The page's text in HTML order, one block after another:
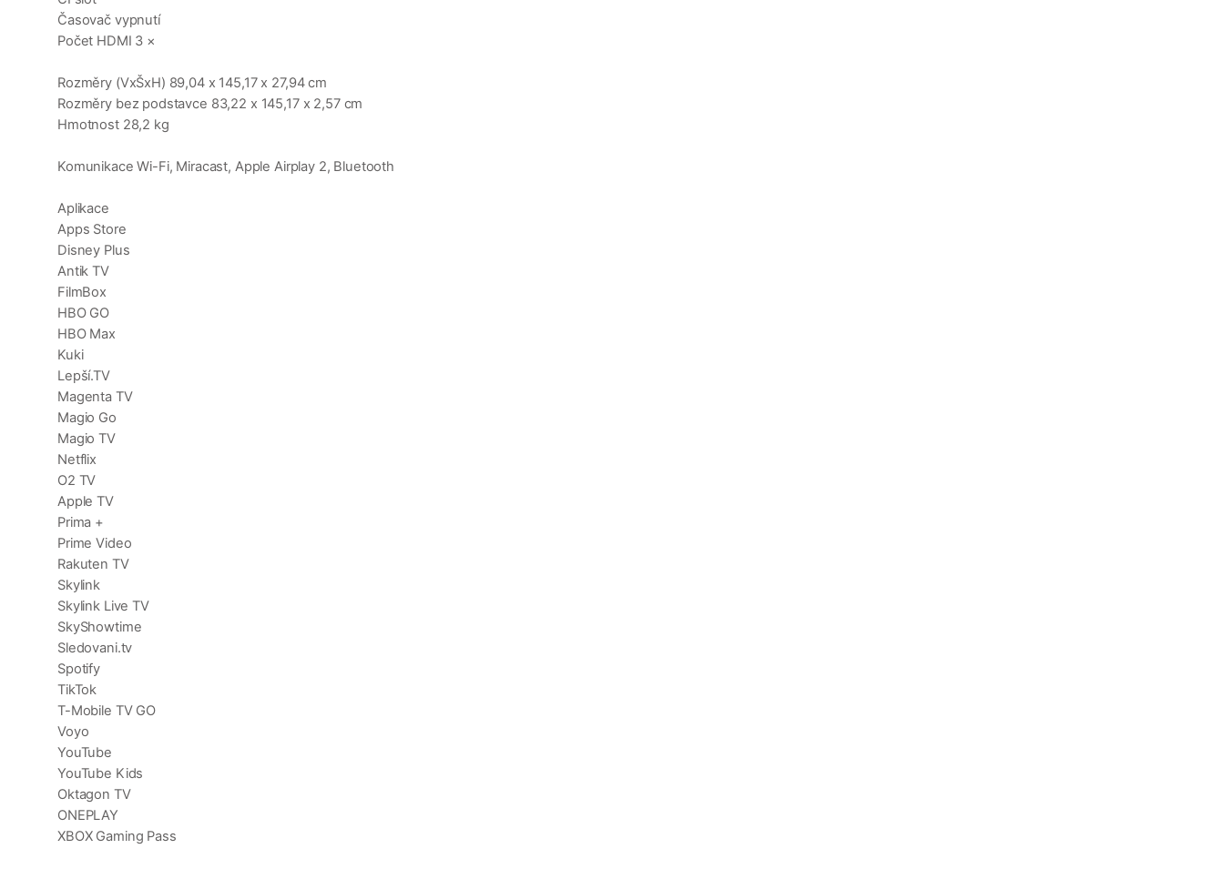
Časovač vypnutí
Počet HDMI 3 ×
Rozměry (VxŠxH) 89,04 x 145,17 x 27,94 cm
Rozměry bez podstavce 83,22 x 145,17 x 2,57 cm
Hmotnost 28,2 kg
Komunikace Wi-Fi, Miracast, Apple Airplay 2, Bluetooth
Aplikace
Apps Store
Disney Plus
Antik TV
FilmBox
HBO GO
HBO Max
Kuki
Lepší.TV
Magenta TV
Magio Go
Magio TV
Netflix
O2 TV
Apple TV
Prima +
Prime Video
Rakuten TV
Skylink
Skylink Live TV
SkyShowtime
Sledovani.tv
Spotify
TikTok
T-Mobile TV GO
Voyo
YouTube
YouTube Kids
Oktagon TV
ONEPLAY
XBOX Gaming Pass